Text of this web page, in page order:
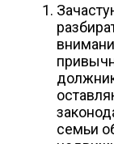
семьи